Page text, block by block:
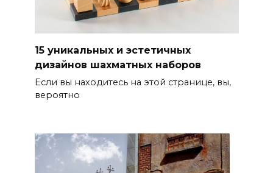
15 уникальных и эстетичных
дизайнов шахматных наборов
Если вы находитесь на этой странице, вы,
вероятно